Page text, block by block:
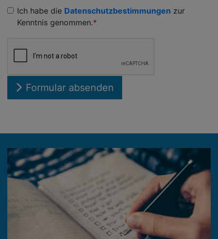
Ich habe die Datenschutzbestimmungen zur
Kenntnis genommen.
Formular absenden